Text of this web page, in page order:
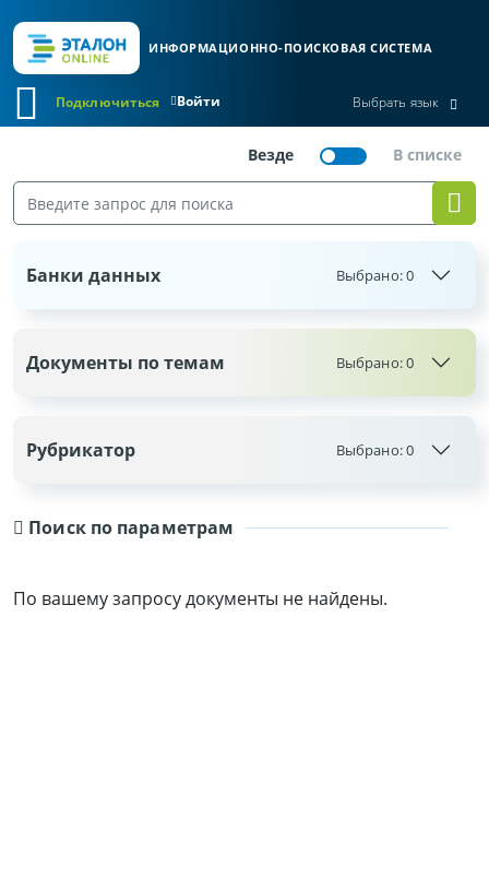
ИНФОРМАЦИОННО-ПОИСКОВАЯ СИСТЕМА
Войти
Подключиться Выбрать язык
Поиск по параметрам
По вашему запросу документы не найдены.
Банки данных Выбрано:0
Документы по темам Выбрано:0
Рубрикатор Выбрано:0